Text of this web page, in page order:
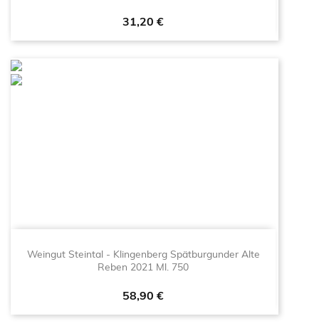
Prezzo
31,20 €
Weingut Steintal - Klingenberg Spätburgunder Alte
Reben 2021 Ml. 750
Prezzo
58,90 €